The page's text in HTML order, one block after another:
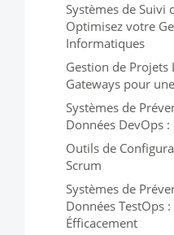
Systèmes de Suivi
Optimisez votre
Informatiques
Gestion de Projets
Gateways pour
Systèmes de
Données DevOps
Outils de
Scrum
Systèmes de
Données TestOps
Éfficacement